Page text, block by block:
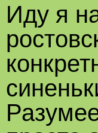
Иду я